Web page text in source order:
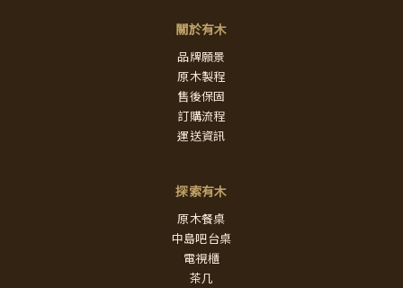
關於有木
品牌願景
原木製程
售後保固
訂購流程
運送資訊
探索有木
原木餐桌
中島吧台桌
電視櫃
茶几